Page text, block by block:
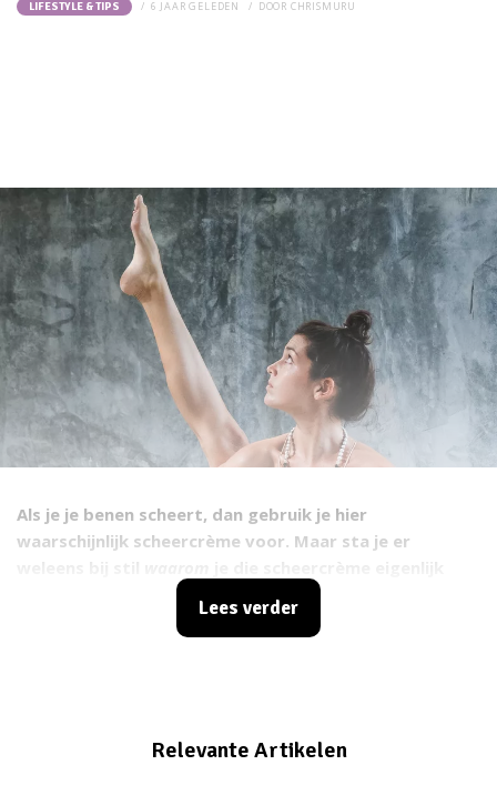
LIFESTYLE & TIPS 6 JAAR GELEDEN DOOR CHRISMURU
Als je je benen scheert, dan gebruik je hier
waarschijnlijk scheercrème voor. Maar sta je er
nodig hebt? Ter herinnering: scheercrème is belangrijk
omdat het de haartjes zachter maakt, je poriën
bevatten ze ook vaak parabenen, ftalaten en andere
Lees verder
Relevante Artikelen